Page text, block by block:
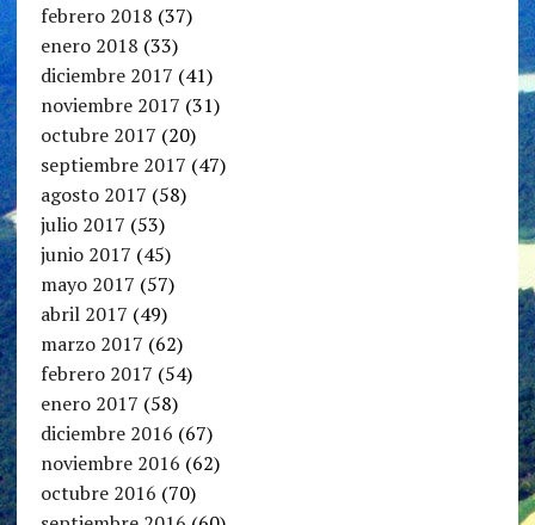
febrero 2018 (37)
enero 2018 (33)
diciembre 2017 (41)
noviembre 2017 (31)
octubre 2017 (20)
septiembre 2017 (47)
agosto 2017 (58)
julio 2017 (53)
junio 2017 (45)
mayo 2017 (57)
abril 2017 (49)
marzo 2017 (62)
febrero 2017 (54)
enero 2017 (58)
diciembre 2016 (67)
noviembre 2016 (62)
octubre 2016 (70)